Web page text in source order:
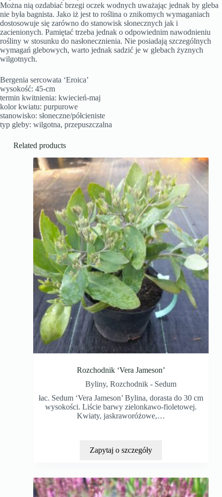
Można nią ozdabiać brzegi oczek wodnych uważając jednak by gleba
nie była bagnista. Jako iż jest to roślina o znikomych wymaganiach
dostosowuje się zarówno do stanowisk słonecznych jak i
zacienionych. Pamiętać trzeba jednak o odpowiednim nawodnieniu
rośliny w stosunku do nasłonecznienia. Nie posiadają szczególnych
wymagań glebowych, warto jednak sadzić je w glebach żyznych
wilgotnych.
Bergenia sercowata ‘Eroica’
wysokość: 45-cm
termin kwitnienia: kwiecień-maj
kolor kwiatu: purpurowe
stanowisko: słoneczne/półcieniste
typ gleby: wilgotna, przepuszczalna
Related products
Rozchodnik ‘Vera Jameson’
Byliny, Rozchodnik - Sedum
łac. Sedum ‘Vera Jameson’ Bylina, dorasta do 30 cm
wysokości. Liście barwy zielonkawo-fioletowej.
Kwiaty, jaskraworóżowe,…
Zapytaj o szczegóły